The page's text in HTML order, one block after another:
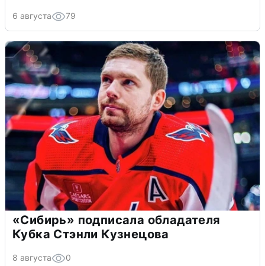
6 августа 79
«Сибирь» подписала обладателя
Кубка Стэнли Кузнецова
8 августа 0